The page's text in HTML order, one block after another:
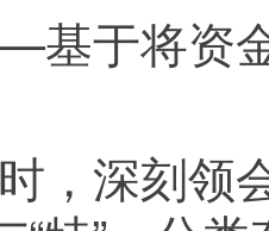
将资金
深刻领会